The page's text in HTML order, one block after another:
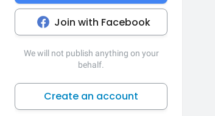
Join with Facebook
We will not publish anything on your
behalf.
Create an account